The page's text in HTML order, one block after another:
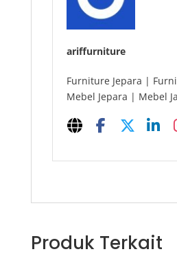
ariffurniture
Furniture Jepara |
Mebel Jepara | Mebel
Produk Terkait